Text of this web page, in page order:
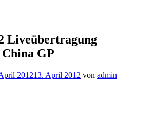
Liveübertragung
GP
201213. April 2012 von admin